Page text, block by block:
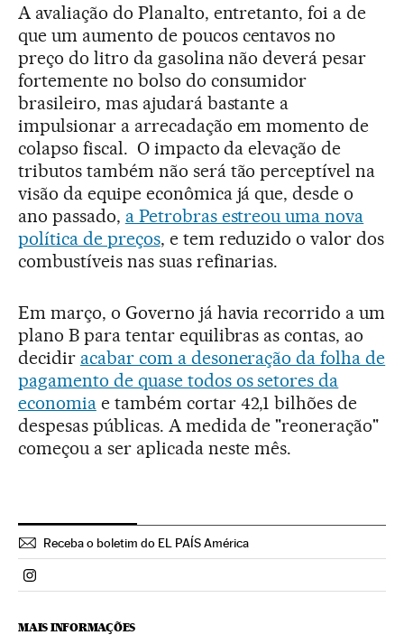
A avaliação do Planalto, entretanto, foi a de
que um aumento de poucos centavos no
preço do litro da gasolina não deverá pesar
fortemente no bolso do consumidor
brasileiro, mas ajudará bastante a
impulsionar a arrecadação em momento de
colapso fiscal. O impacto da elevação de
tributos também não será tão perceptível na
visão da equipe econômica já que, desde o
ano passado, a Petrobras estreou uma nova
política de preços, e tem reduzido o valor dos
combustíveis nas suas refinarias.
Em março, o Governo já havia recorrido a um
plano B para tentar equilibras as contas, ao
decidir acabar com a desoneração da folha de
pagamento de quase todos os setores da
economiae também cortar 42,1 bilhões de
despesas públicas. A medida de "reoneração"
começou a ser aplicada neste mês.
Receba o boletim do EL PAÍS América
Politica El País Brasil en Instagram
MAIS INFORMAÇÕES